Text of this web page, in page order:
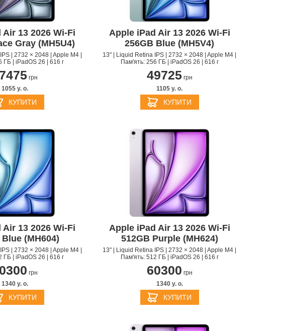
14 PLUS APPLE IPHONE 14
13 2026 Wi‑Fi
Gray (MH5U4)
| 2732 × 2048 | Apple M4 |
ГБ | iPadOS 26 | 616 г
грн
1055 y. о.
КУПИТИ
Apple iPad Air 13 2026 Wi‑Fi
256GB Blue (MH5V4)
13" | Liquid Retina IPS | 2732 × 2048 | Apple M4 |
Пам'ять: 256 ГБ | iPadOS 26 | 616 г
49725грн
1105 y. о.
КУПИТИ
13 2026 Wi‑Fi
(MH604)
| 2732 × 2048 | Apple M4 |
ГБ | iPadOS 26 | 616 г
грн
1340 y. о.
КУПИТИ
Apple iPad Air 13 2026 Wi‑Fi
512GB Purple (MH624)
13" | Liquid Retina IPS | 2732 × 2048 | Apple M4 |
Пам'ять: 512 ГБ | iPadOS 26 | 616 г
60300 грн
1340 y. о.
КУПИТИ